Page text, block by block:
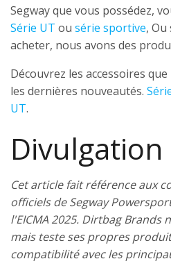
Segway que vous possédez,
Série UT ou série sportive,
acheter, nous avons des
Découvrez les accessoires
les dernières nouveautés.
UT.
Divulgation
Cet article fait référence aux
officiels de Segway
l'EICMA 2025. Dirtbag Brands
mais teste ses propres
compatibilité avec les